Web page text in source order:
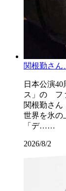
関根勤さん
日本公演
ス」の フ
関根勤さん
世界を氷の
「デ……
2026/8/2